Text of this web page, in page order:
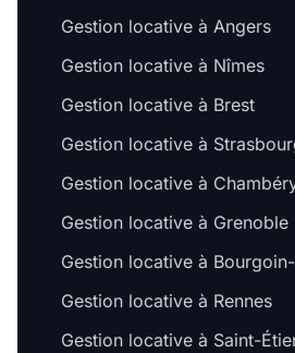
Gestion locative à Angers
Gestion locative à Nîmes
Gestion locative à Brest
Gestion locative à
Gestion locative à
Gestion locative à Grenoble
Gestion locative à
Gestion locative à Rennes
Gestion locative à Saint-